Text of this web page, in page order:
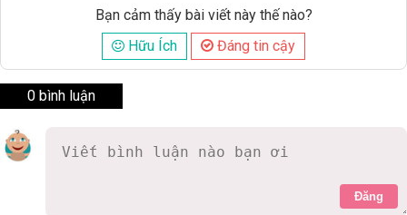
Bạn cảm thấy bài viết này thế nào?
Hữu Ích
Đáng tin cậy
0 bình luận
Đăng